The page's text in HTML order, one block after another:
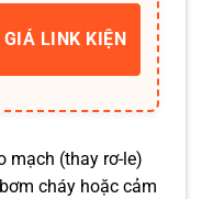
GIÁ LINK KIỆN
mạch (thay rơ-le)
cháy hoặc cảm